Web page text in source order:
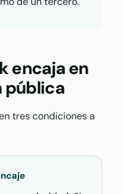
encaja en
pública
tres condiciones a